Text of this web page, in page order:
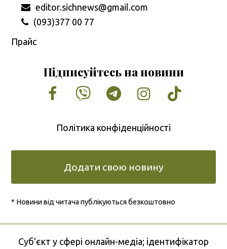
editor.sichnews@gmail.com
(093)377 00 77
Прайс
Підписуйтесь на новини
Facebook
VimeoTumblrInstagram
Tiktok
Політика конфіденційності
Додати свою новину
* Новини від читача публікуються безкоштовно
Cуб'єкт у сфері онлайн-медіа; ідентифікатор